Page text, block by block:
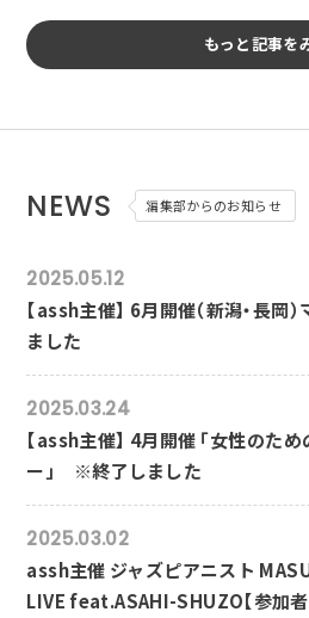
もっと記事を
NEWS 編集部からのお知らせ
2025.05.12
【assh主催】 6月開催（新潟・長
ました
2025.03.24
【assh主催】 4月開催 「女性のた
ー」 ※終了しました
2025.03.02
assh主催 ジャズピアニスト
LIVE feat.ASAHI-SHUZO【参加者